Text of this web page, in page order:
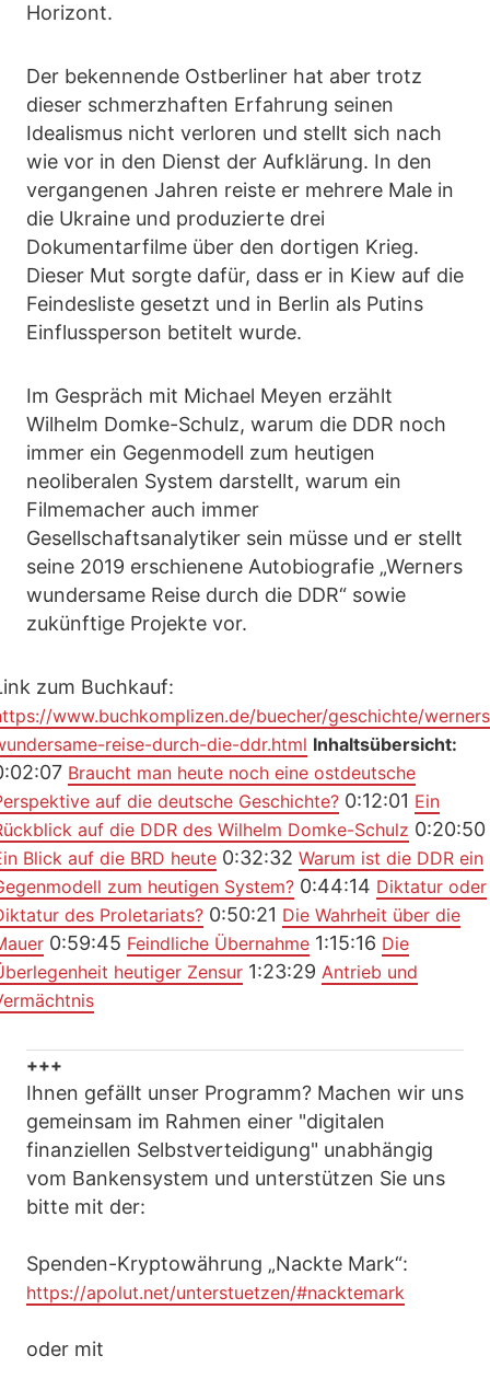
Horizont.
Der bekennende Ostberliner hat aber trotz
dieser schmerzhaften Erfahrung seinen
Idealismus nicht verloren und stellt sich nach
wie vor in den Dienst der Aufklärung. In den
vergangenen Jahren reiste er mehrere Male in
die Ukraine und produzierte drei
Dokumentarfilme über den dortigen Krieg.
Dieser Mut sorgte dafür, dass er in Kiew auf die
Feindesliste gesetzt und in Berlin als Putins
Einflussperson betitelt wurde.
Im Gespräch mit Michael Meyen erzählt
Wilhelm Domke-Schulz, warum die DDR noch
immer ein Gegenmodell zum heutigen
neoliberalen System darstellt, warum ein
Filmemacher auch immer
Gesellschaftsanalytiker sein müsse und er stellt
seine 2019 erschienene Autobiografie „Werners
wundersame Reise durch die DDR“ sowie
zukünftige Projekte vor.
zum Buchkauf:
www.buchkomplizen.de/buecher/geschichte/
reise-durch-die-ddr.html Inhaltsübersicht:
Braucht man heute noch eine ostdeutsche
auf die deutsche Geschichte? 0:12:01 Ein
auf die DDR des Wilhelm Domke-Schulz 0:20:50
Blick auf die BRD heute 0:32:32 Warum ist die DDR ein
zum heutigen System? 0:44:14 Diktatur oder
des Proletariats? 0:50:21 Die Wahrheit über die
0:59:45 Feindliche Übernahme 1:15:16 Die
heutiger Zensur 1:23:29 Antrieb und
+++
Ihnen gefällt unser Programm? Machen wir uns
gemeinsam im Rahmen einer "digitalen
finanziellen Selbstverteidigung" unabhängig
vom Bankensystem und unterstützen Sie uns
bitte mit der:
Spenden-Kryptowährung „Nackte Mark“:
https://apolut.net/unterstuetzen/#nacktemark
oder mit